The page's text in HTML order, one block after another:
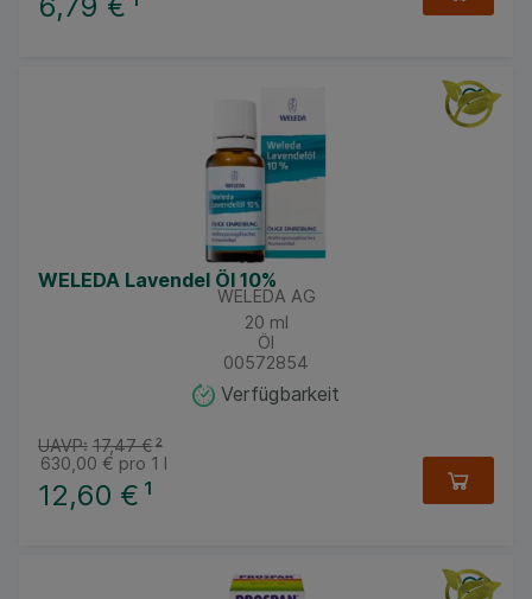
WELEDA Lavendel Öl 10%
WELEDA AG
20 ml
Öl
00572854
Verfügbarkeit
12,60 € ¹
UAVP: 17,47 €²
630,00 € pro 1 l